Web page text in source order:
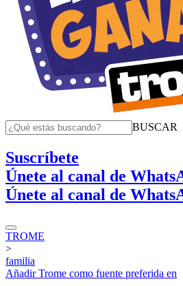
BUSCAR
Suscríbete
Únete al canal de
Únete al canal de
TROME
>
familia
AñadirTrome como fuente preferida en